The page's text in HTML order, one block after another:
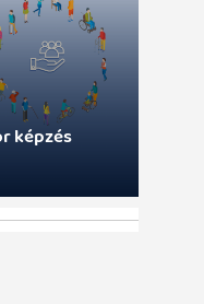
képzés